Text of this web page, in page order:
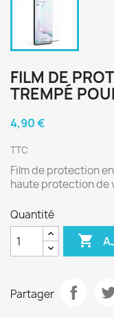
FILM DE
TREMPÉ
4,90 €
TTC
Film de protection
haute protection de
Quantité

Partager